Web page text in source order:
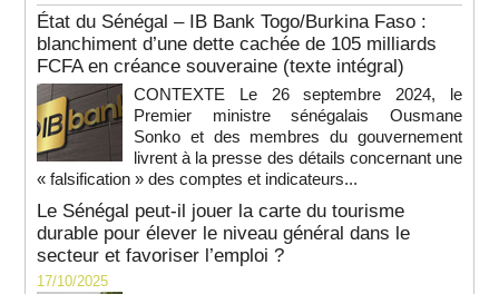
État du Sénégal – IB Bank Togo/Burkina Faso :
blanchiment d’une dette cachée de 105 milliards
FCFA en créance souveraine (texte intégral)
CONTEXTE Le 26 septembre 2024, le
Premier ministre sénégalais Ousmane
Sonko et des membres du gouvernement
livrent à la presse des détails concernant une
« falsification » des comptes et indicateurs...
Le Sénégal peut-il jouer la carte du tourisme
durable pour élever le niveau général dans le
secteur et favoriser l’emploi ?
17/10/2025